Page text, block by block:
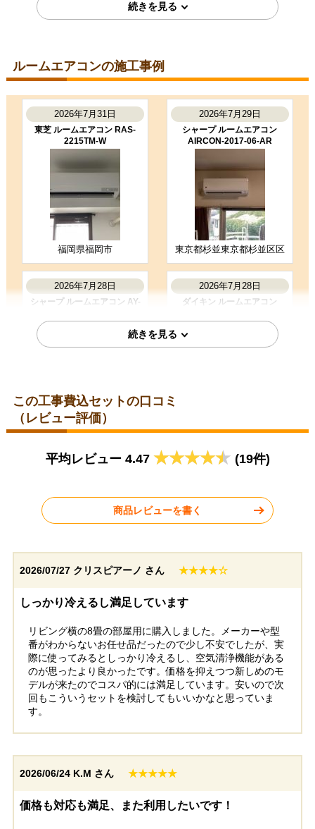
価格が安かった
埼玉県北葛飾郡杉戸町
AIRCON-08-AR
コメント
説明が丁寧で作業も手際よかった
（ご本人様より）
受注満足度 ★★★★★
購入の決め手
商品選定がしやすかった
レビューの評価が良かった
お客様の声をもっと見る
ルームエアコンの施工事例
2026年7月31日
東芝 ルームエアコン RAS-
2215TM-W
福岡県福岡市
2026年7月29日
シャープ ルームエアコン
AIRCON-2017-06-AR
東京都杉並東京都杉並区区
2026年7月28日
シャープ ルームエアコン AY-
埼玉県比企郡
2026年7月28日
ダイキン ルームエアコン
2026年7月28日 2026年7月24日
工事実績をもっと見る
この工事費込セットの口コミ
（レビュー評価）
平均レビュー 4.47 (19件)
商品レビューを書く
2026/07/27 クリスピアーノ さん ★★★★☆
しっかり冷えるし満足しています
リビング横の8畳の部屋用に購入しました。メーカーや型
番がわからないお任せ品だったので少し不安でしたが、実
際に使ってみるとしっかり冷えるし、空気清浄機能がある
のが思ったより良かったです。価格を抑えつつ新しめのモ
デルが来たのでコスパ的には満足しています。安いので次
回もこういうセットを検討してもいいかなと思っていま
す。
2026/06/24 K.M さん ★★★★★
価格も対応も満足、また利用したいです！